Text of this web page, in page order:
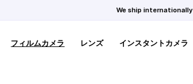
We ship internationally.
フィルムカメラ レンズ インスタントカメラ